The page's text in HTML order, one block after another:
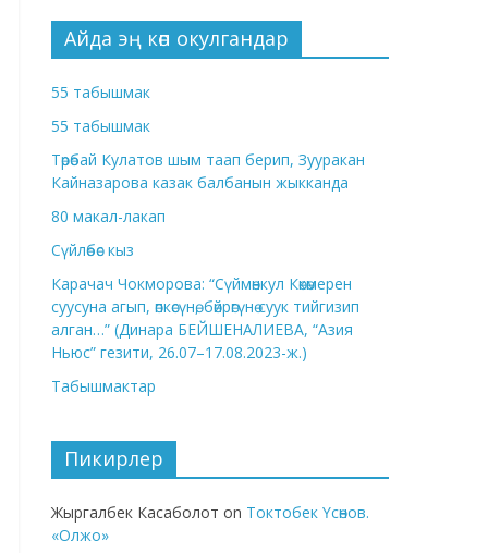
Айда эң көп окулгандар
55 табышмак
55 табышмак
Төрөбай Кулатов шым таап берип, Зууракан
Кайназарова казак балбанын жыкканда
80 макал-лакап
Сүйлөбөс кыз
Карачач Чокморова: “Сүймөнкул Көкөмерен
суусуна агып, өпкөсүнө, бөйрөгүнө суук тийгизип
алган…” (Динара БЕЙШЕНАЛИЕВА, “Азия
Ньюс” гезити, 26.07–17.08.2023-ж.)
Табышмактар
Пикирлер
Жыргалбек Касаболот on Токтобек Үсөнов.
«Олжо»